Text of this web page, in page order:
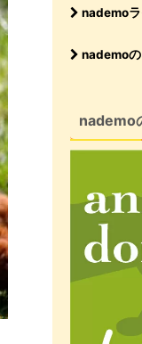
nademo
nademo
nademo